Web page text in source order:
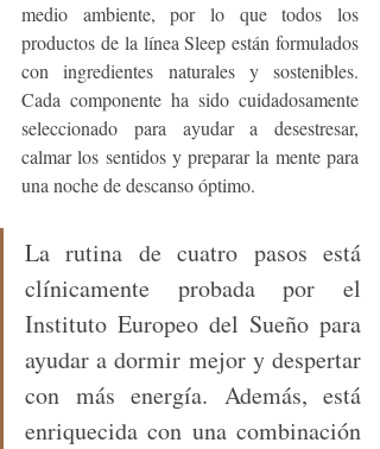
medio ambiente, por lo que todos los
productos de la línea Sleep están formulados
con ingredientes naturales y sostenibles.
Cada componente ha sido cuidadosamente
seleccionado para ayudar a desestresar,
calmar los sentidos y preparar la mente para
una noche de descanso óptimo.
La rutina de cuatro pasos está
clínicamente probada por el
Instituto Europeo del Sueño para
ayudar a dormir mejor y despertar
con más energía. Además, está
enriquecida con una combinación